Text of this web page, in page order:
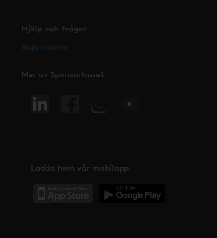
Hjälp och frågor
Skapa ett ärende
Mer av Sponsorhuset
Ladda hem vår mobilapp